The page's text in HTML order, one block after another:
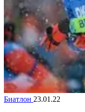
Биатлон 23.01.22